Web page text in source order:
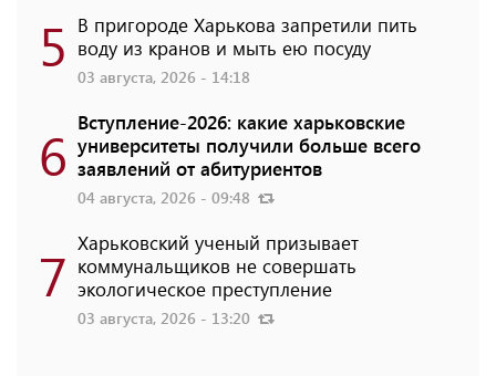
5 В пригороде Харькова запретили пить
воду из кранов и мыть ею посуду
03 августа, 2026 - 14:18
6 Вступление-2026: какие харьковские
университеты получили больше всего
заявлений от абитуриентов
04 августа, 2026 - 09:48
7 Харьковский ученый призывает
коммунальщиков не совершать
экологическое преступление
03 августа, 2026 - 13:20